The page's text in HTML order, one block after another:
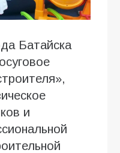
Батайска
и